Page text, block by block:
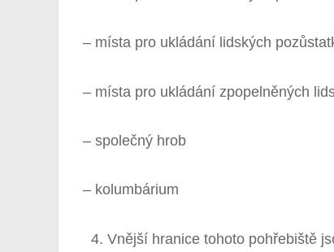
– místa pro ukládání lidských
– místa pro ukládání zpopelněných
– společný hrob
– kolumbárium
Vnější hranice tohoto pohřebiště